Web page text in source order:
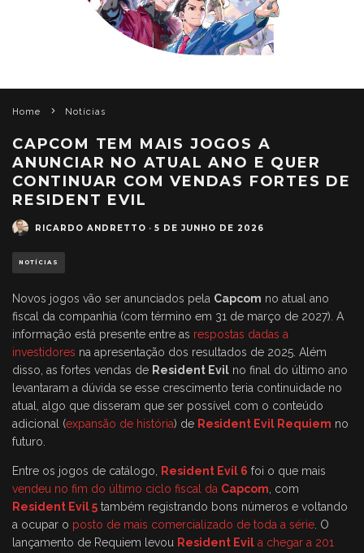
Home Notícias
CAPCOM TEM MAIS JOGOS A
ANUNCIAR NO ATUAL ANO E QUER
CONTINUAR COM VENDAS FORTES DE
RESIDENT EVIL
RICARDO ANDRETTO · 5 DE JUNHO DE 2026
NOTÍCIAS
Novos jogos vão ser anunciados pela Capcom no atual ano
fiscal da companhia (com término em 31 de março de 2027). A
informação está presente entre as respostas dadas a
investidores na apresentação dos resultados de 2025. Além
disso, as fortes vendas de Resident Evil no final do último ano
levantaram a dúvida se esse crescimento teria continuidade no
atual, algo que disseram que ser possível com o conteúdo
adicional (expansão de história) de Resident Evil Requiem no
futuro.
Entre os jogos de catálogo, Resident Evil 6 foi o que mais
vendeu no fim do último ciclo fiscal da Capcom, com
Resident Evil 5 também registrando bons números e voltando
a ocupar o posto de mais comercializado de toda a série. O
lançamento de Requiem levou Resident Evil a chegar a 201